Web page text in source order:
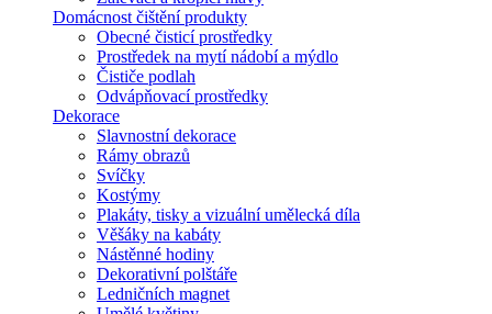
Domácnost čištění produkty
Obecné čisticí prostředky
Prostředek na mytí nádobí a mýdlo
Čističe podlah
Odvápňovací prostředky
Dekorace
Slavnostní dekorace
Rámy obrazů
Svíčky
Kostýmy
Plakáty, tisky a vizuální umělecká díla
Věšáky na kabáty
Nástěnné hodiny
Dekorativní polštáře
Ledničních magnet